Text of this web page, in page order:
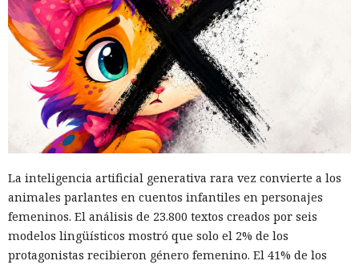
La inteligencia artificial generativa rara vez convierte a los
animales parlantes en cuentos infantiles en personajes
femeninos. El análisis de 23.800 textos creados por seis
modelos lingüísticos mostró que solo el 2% de los
protagonistas recibieron género femenino. El 41% de los